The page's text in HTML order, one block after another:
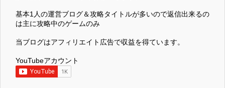
基本1人の運営ブログ＆攻略タイトルが多いので返信出来るの
は主に攻略中のゲームのみ
当ブログはアフィリエイト広告で収益を得ています。
YouTubeアカウント